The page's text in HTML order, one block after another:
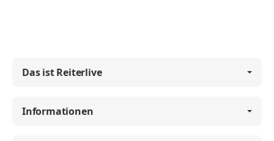
Das ist Reiterlive
Informationen